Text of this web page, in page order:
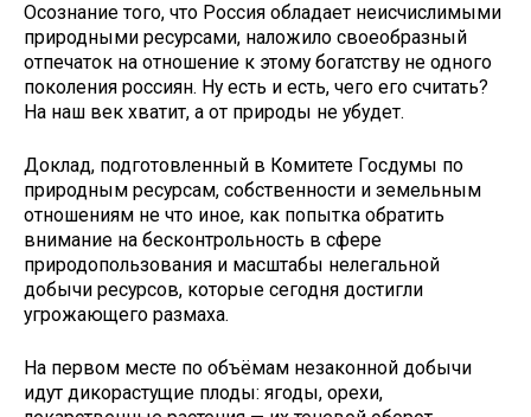
Осознание того, что Россия обладает неисчислимыми
природными ресурсами, наложило своеобразный
отпечаток на отношение к этому богатству не одного
поколения россиян. Ну есть и есть, чего его считать?
На наш век хватит, а от природы не убудет.
Доклад, подготовленный в Комитете Госдумы по
природным ресурсам, собственности и земельным
отношениям не что иное, как попытка обратить
внимание на бесконтрольность в сфере
природопользования и масштабы нелегальной
добычи ресурсов, которые сегодня достигли
угрожающего размаха.
На первом месте по объёмам незаконной добычи
идут дикорастущие плоды: ягоды, орехи,